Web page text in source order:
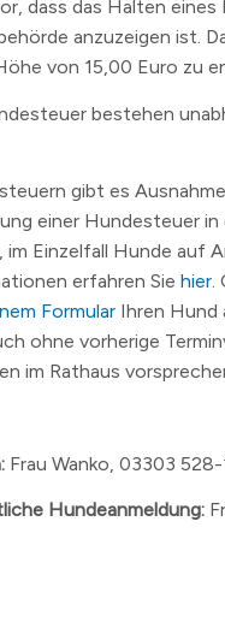
dass das Halten
anzuzeigen ist.
von 15,00 Euro zu
bestehen
gibt es
einer Hundesteuer
Einzelfall Hunde auf
erfahren Sie hier
Formular Ihren Hund
ohne vorherige
im Rathaus
Frau Wanko, 03303 528-
Hundeanmeldung: